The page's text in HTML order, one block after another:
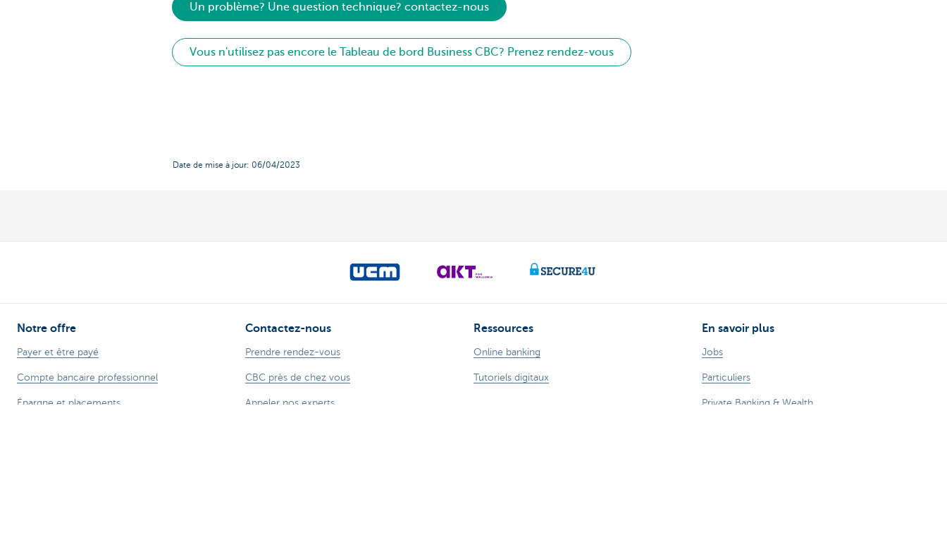
Un problème? Une question technique? contactez-nous
Vous n'utilisez pas encore le Tableau de bord Business CBC? Prenez rendez-vous
Date de mise à jour: 06/04/2023
Notre offre
Payer et être payé
Compte bancaire professionnel
Épargne et placements
Contactez-nous
Prendre rendez-vous
CBC près de chez vous
Appeler nos experts
Ressources
Online banking
Tutoriels digitaux
En savoir plus
Jobs
Particuliers
Private Banking & Wealth